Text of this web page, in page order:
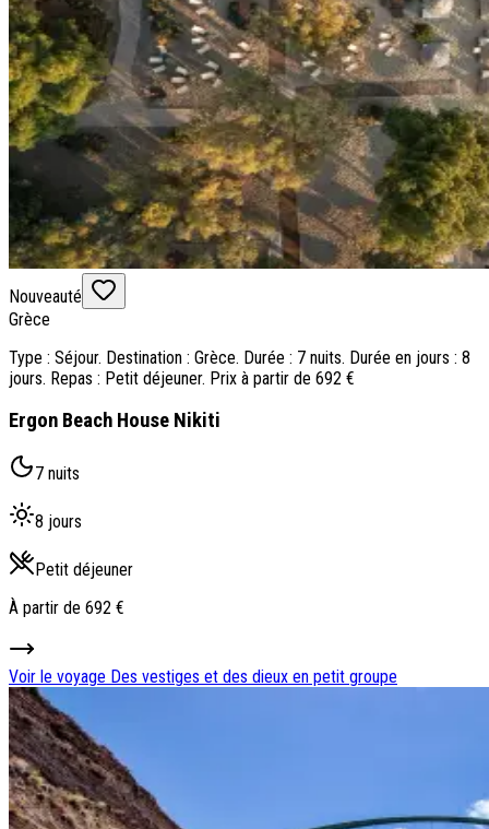
Nouveauté
Grèce
Type : Séjour. Destination : Grèce. Durée : 7 nuits. Durée en jours : 8
jours. Repas : Petit déjeuner. Prix à partir de 692 €
Ergon Beach House Nikiti
7 nuits
8 jours
Petit déjeuner
À partir de 692 €
Voir le voyage Des vestiges et des dieux en petit groupe